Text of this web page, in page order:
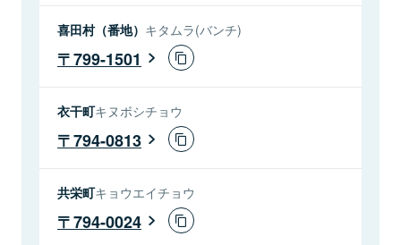
喜田村（番地） キタムラ(バンチ)
799-1501
衣干町キヌボシチョウ
794-0813
共栄町キョウエイチョウ
794-0024